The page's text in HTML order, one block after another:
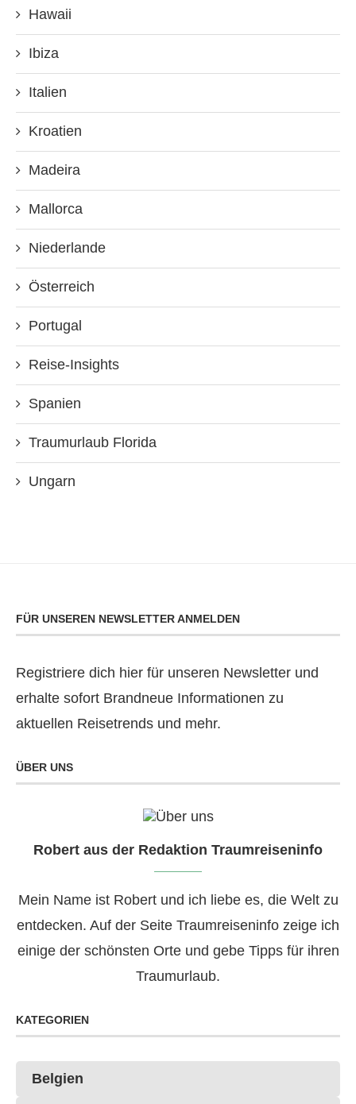
Hawaii
Ibiza
Italien
Kroatien
Madeira
Mallorca
Niederlande
Österreich
Portugal
Reise-Insights
Spanien
Traumurlaub Florida
Ungarn
FÜR UNSEREN NEWSLETTER ANMELDEN
Registriere dich hier für unseren Newsletter und
erhalte sofort Brandneue Informationen zu
aktuellen Reisetrends und mehr.
ÜBER UNS
Robert aus der Redaktion Traumreiseninfo
Mein Name ist Robert und ich liebe es, die Welt zu
entdecken. Auf der Seite Traumreiseninfo zeige ich
einige der schönsten Orte und gebe Tipps für ihren
Traumurlaub.
KATEGORIEN
Belgien